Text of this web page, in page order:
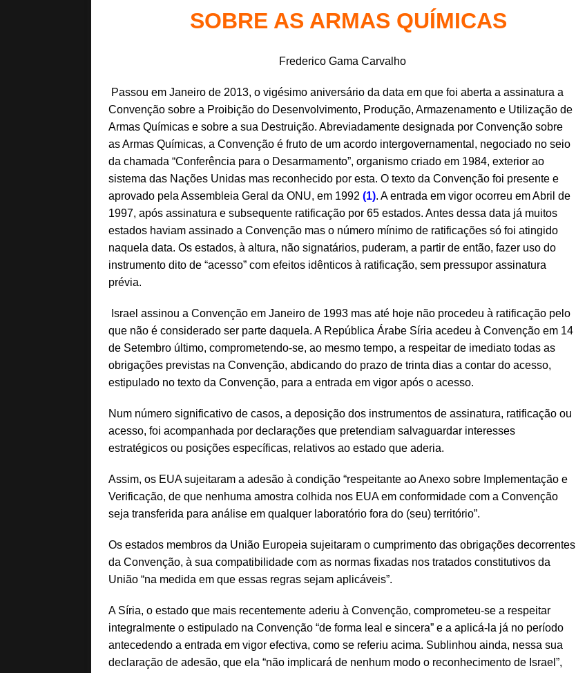
[ Abril 15, 2026 ] Géopolitique du chaos
CIÊNCIA E SOCIEDADE
SOBRE AS ARMAS QUÍMICAS
Frederico Gama Carvalho
Passou em Janeiro de 2013, o vigésimo aniversário da data em que foi aberta a assinatura a
Convenção sobre a Proibição do Desenvolvimento, Produção, Armazenamento e Utilização de
Armas Químicas e sobre a sua Destruição. Abreviadamente designada por Convenção sobre
as Armas Químicas, a Convenção é fruto de um acordo intergovernamental, negociado no seio
da chamada “Conferência para o Desarmamento”, organismo criado em 1984, exterior ao
sistema das Nações Unidas mas reconhecido por esta. O texto da Convenção foi presente e
aprovado pela Assembleia Geral da ONU, em 1992 (1). A entrada em vigor ocorreu em Abril de
1997, após assinatura e subsequente ratificação por 65 estados. Antes dessa data já muitos
estados haviam assinado a Convenção mas o número mínimo de ratificações só foi atingido
naquela data. Os estados, à altura, não signatários, puderam, a partir de então, fazer uso do
instrumento dito de “acesso” com efeitos idênticos à ratificação, sem pressupor assinatura
prévia.
Israel assinou a Convenção em Janeiro de 1993 mas até hoje não procedeu à ratificação pelo
que não é considerado ser parte daquela. A República Árabe Síria acedeu à Convenção em 14
de Setembro último, comprometendo-se, ao mesmo tempo, a respeitar de imediato todas as
obrigações previstas na Convenção, abdicando do prazo de trinta dias a contar do acesso,
estipulado no texto da Convenção, para a entrada em vigor após o acesso.
Num número significativo de casos, a deposição dos instrumentos de assinatura, ratificação ou
acesso, foi acompanhada por declarações que pretendiam salvaguardar interesses
estratégicos ou posições específicas, relativos ao estado que aderia.
Assim, os EUA sujeitaram a adesão à condição “respeitante ao Anexo sobre Implementação e
Verificação, de que nenhuma amostra colhida nos EUA em conformidade com a Convenção
seja transferida para análise em qualquer laboratório fora do (seu) território”.
Os estados membros da União Europeia sujeitaram o cumprimento das obrigações decorrentes
da Convenção, à sua compatibilidade com as normas fixadas nos tratados constitutivos da
União “na medida em que essas regras sejam aplicáveis”.
A Síria, o estado que mais recentemente aderiu à Convenção, comprometeu-se a respeitar
integralmente o estipulado na Convenção “de forma leal e sincera” e a aplicá-la já no período
antecedendo a entrada em vigor efectiva, como se referiu acima. Sublinhou ainda, nessa sua
declaração de adesão, que ela “não implicará de nenhum modo o reconhecimento de Israel”,